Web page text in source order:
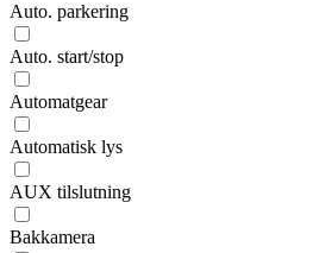
Auto. parkering
Auto. start/stop
Automatgear
Automatisk lys
AUX tilslutning
Bakkamera